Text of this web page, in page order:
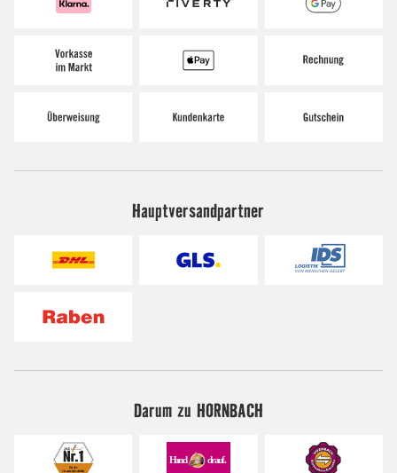
Hauptversandpartner
Darum zu HORNBACH